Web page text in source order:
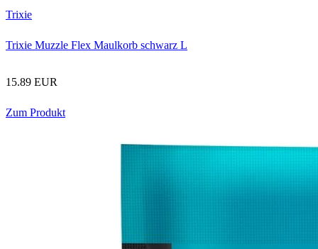
Trixie
Trixie Muzzle Flex Maulkorb schwarz L
15.89 EUR
Zum Produkt